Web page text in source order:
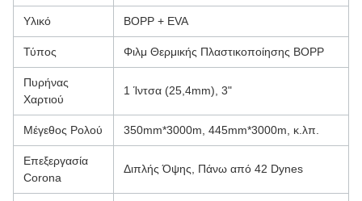
Υλικό BOPP + EVA
Τύπος Φιλμ Θερμικής Πλαστικοποίησης BOPP
Πυρήνας
Χαρτιού
1 Ίντσα (25,4mm), 3"
Μέγεθος Ρολού 350mm*3000m, 445mm*3000m, κ.λπ.
Επεξεργασία
Corona
Διπλής Όψης, Πάνω από 42 Dynes